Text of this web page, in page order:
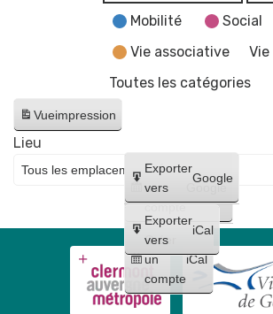
Mobilité
Social
Vie associative
Toutes les catégories
Vueimpression
Créer
un
compte
Google
Créer
un
compte
iCal
Exporter
vers
Google
Exporter
vers
iCal
Lieu